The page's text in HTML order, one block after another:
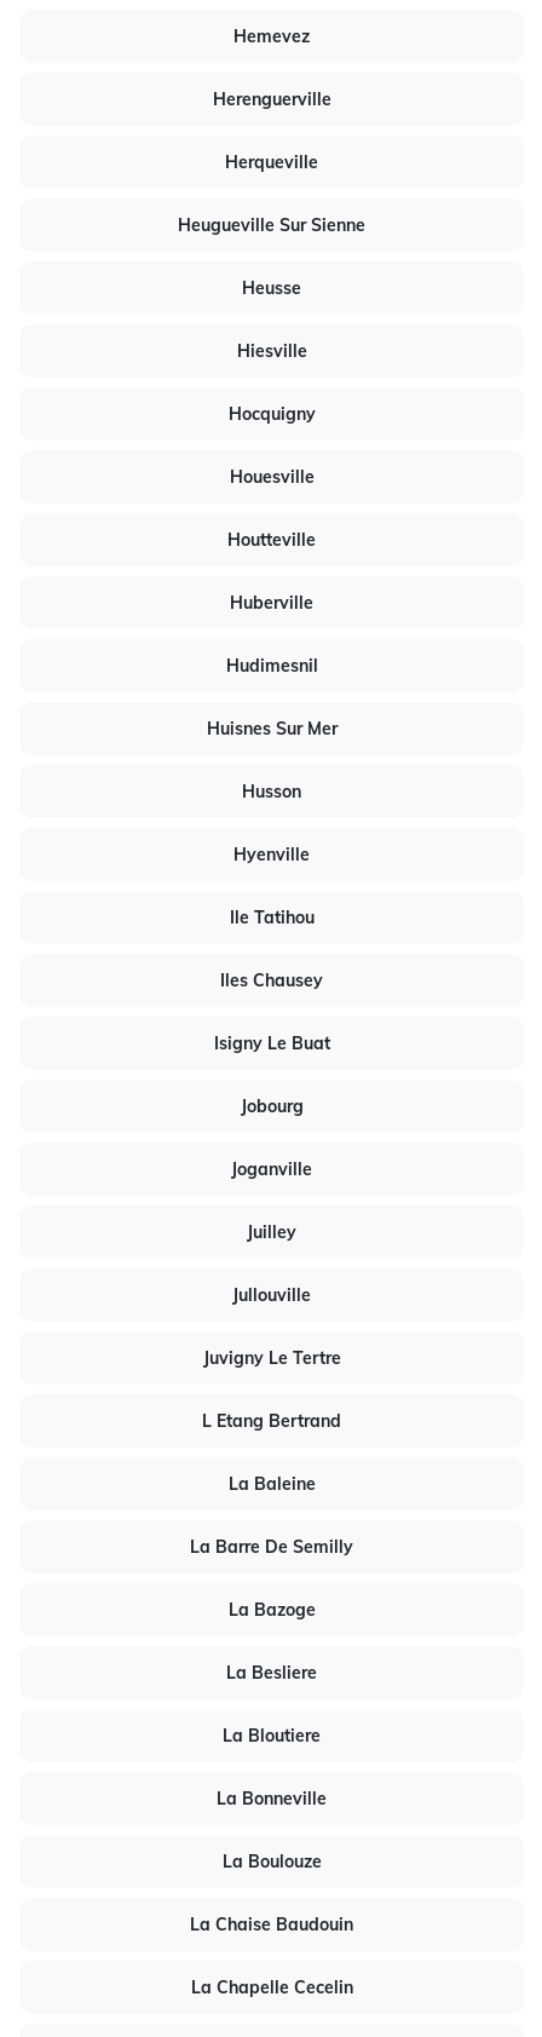
Hemevez
Herenguerville
Herqueville
Heugueville Sur Sienne
Heusse
Hiesville
Hocquigny
Houesville
Houtteville
Huberville
Hudimesnil
Huisnes Sur Mer
Husson
Hyenville
Ile Tatihou
Iles Chausey
Isigny Le Buat
Jobourg
Joganville
Juilley
Jullouville
Juvigny Le Tertre
L Etang Bertrand
La Baleine
La Barre De Semilly
La Bazoge
La Besliere
La Bloutiere
La Bonneville
La Boulouze
La Chaise Baudouin
La Chapelle Cecelin